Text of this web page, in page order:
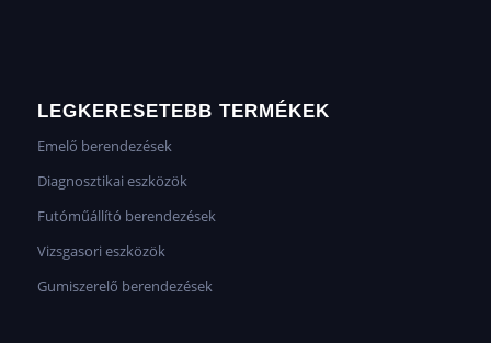
LEGKERESETEBB TERMÉKEK
Emelő berendezések
Diagnosztikai eszközök
Futóműállító berendezések
Vizsgasori eszközök
Gumiszerelő berendezések